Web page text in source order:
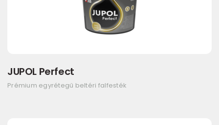
JUPOL Perfect
Prémium egyrétegű beltéri falfesték